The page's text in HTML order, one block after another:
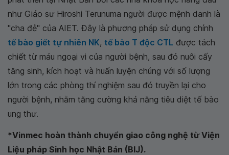
như Giáo sư Hiroshi Terunuma người được mệnh danh là
"cha đẻ" của AIET. Đây là phương pháp sử dụng chính
tế bào giết tự nhiên NK, tế bào T độc CTL được tách
chiết từ máu ngoại vi của người bệnh, sau đó nuôi cấy
tăng sinh, kích hoạt và huấn luyện chúng với số lượng
lớn trong các phòng thí nghiệm sau đó truyền lại cho
người bệnh, nhằm tăng cường khả năng tiêu diệt tế bào
ung thư.
*Vinmec hoàn thành chuyển giao công nghệ từ Viện
Liệu pháp Sinh học Nhật Bản (BIJ).